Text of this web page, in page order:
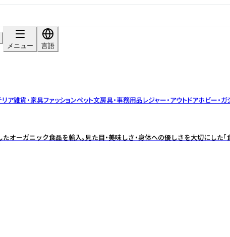
メニュー
言語
リア雑貨・家具ファッションペット文房具・事務用品レジャー・アウトドアホビー・ガ
オーガニック食品を輸入。見た目・美味しさ・身体への優しさを大切にした